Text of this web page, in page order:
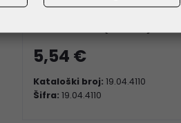
Roline komprimirani zrak,
5,54 €
Kataloški broj: 19.04.4110
Šifra: 19.04.4110